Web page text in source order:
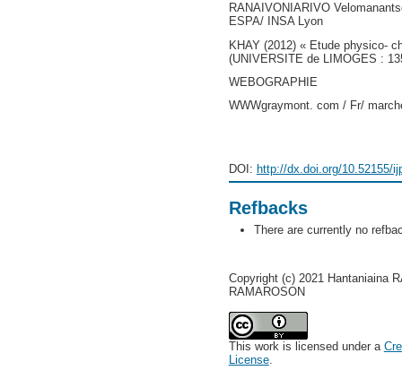
RANAIVONIARIVO
ESPA/ INSA Lyon
KHAY (2012) « Etude physico-
(UNIVERSITE de LIMOGES :
WEBOGRAPHIE
WWWgraymont. com / Fr/
DOI: http://dx.doi.org/10.52155/
Refbacks
There are currently no
Copyright (c) 2021 Hantaniaina
RAMAROSON
This work is licensed under a
License.